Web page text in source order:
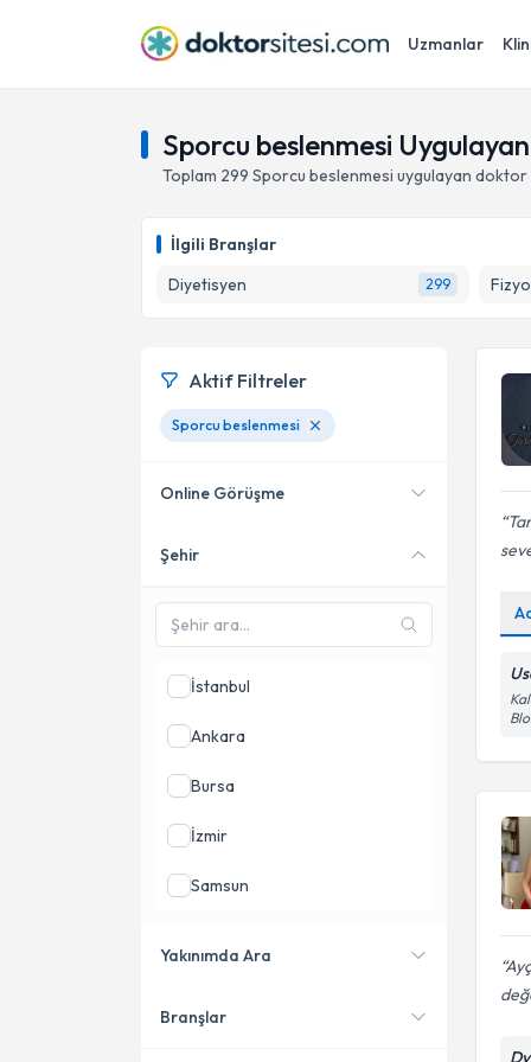
Uzmanlar
Sporcu beslenmesi
Toplam 299 Sporcu beslenmesi uygulayan doktor
İlgili Branşlar
Diyetisyen
299
Aktif Filtreler
Sporcu beslenmesi
Online Görüşme
Online danışmanlık sunan
Şehir
İstanbul
Ankara
Bursa
İzmir
Samsun
Yakınımda Ara
Konumuma yakın uzmanları
Branşlar